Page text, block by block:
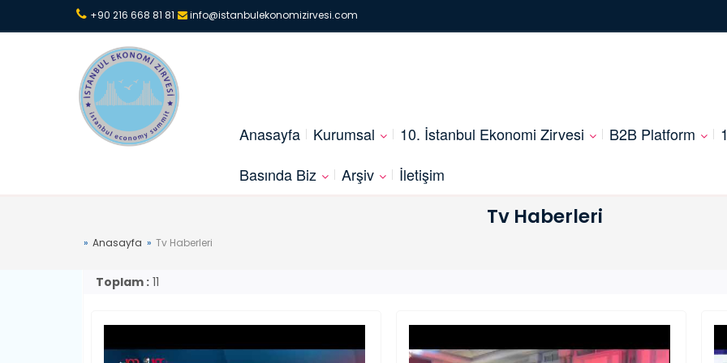
+90 216 668 81 81 info@istanbulekonomizirvesi.com
Anasayfa Kurumsal 10. İstanbul Ekonomi Zirvesi B2B Platform
Basında Biz
Arşiv İletişim
Tv Haberleri
Anasayfa Tv Haberleri
Toplam :11